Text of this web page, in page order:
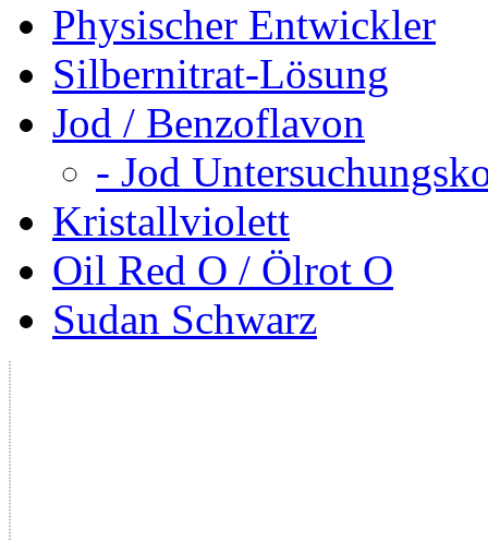
Physischer Entwickler
Silbernitrat-Lösung
Jod / Benzoflavon
- Jod
Kristallviolett
Oil Red O / Ölrot O
Sudan Schwarz